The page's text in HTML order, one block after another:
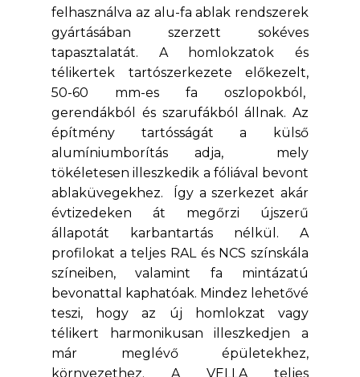
felhasználva az alu-fa ablak rendszerek
gyártásában szerzett sokéves
tapasztalatát. A homlokzatok és
télikertek tartószerkezete előkezelt,
50-60 mm-es fa oszlopokból,
gerendákból és szarufákból állnak. Az
építmény tartósságát a külső
alumíniumborítás adja, mely
tökéletesen illeszkedik a fóliával bevont
ablaküvegekhez. Így a szerkezet akár
évtizedeken át megőrzi újszerű
állapotát karbantartás nélkül. A
profilokat a teljes RAL és NCS színskála
színeiben, valamint fa mintázatú
bevonattal kaphatóak. Mindez lehetővé
teszi, hogy az új homlokzat vagy
télikert harmonikusan illeszkedjen a
már meglévő épületekhez,
környezethez. A VELLA teljes